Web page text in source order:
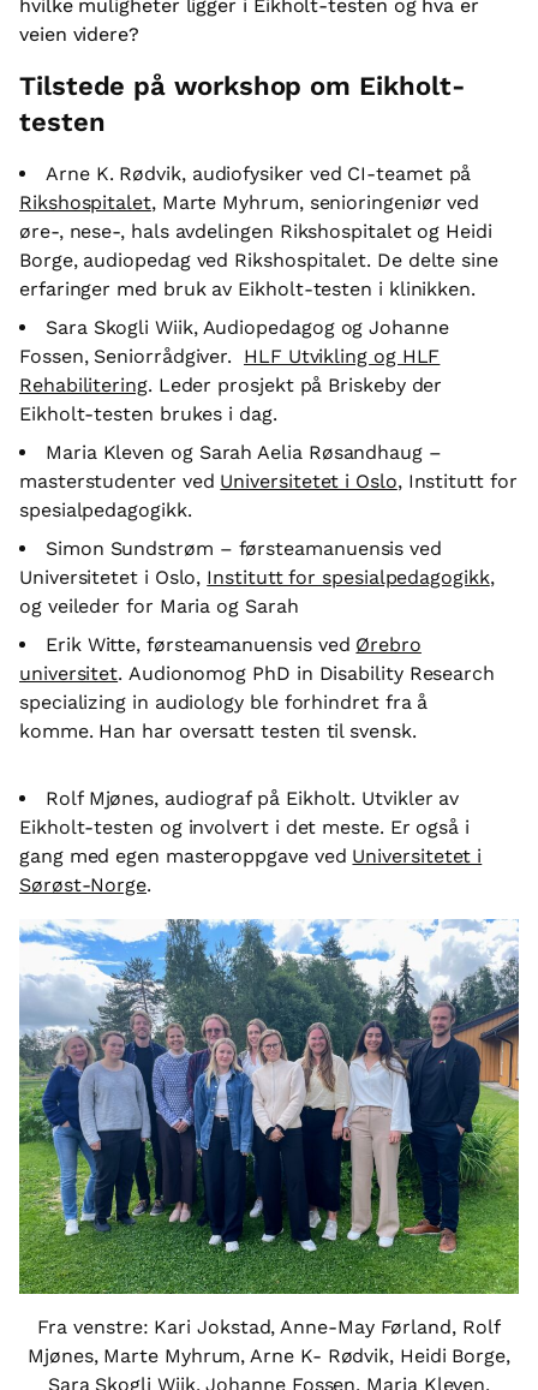
hvilke muligheter ligger i Eikholt-testen og hva er
veien videre?
Tilstede på workshop om Eikholt-
testen
Arne K. Rødvik, audiofysiker ved CI-teamet på
Rikshospitalet, Marte Myhrum, senioringeniør ved
øre-, nese-, hals avdelingen Rikshospitalet og Heidi
Borge, audiopedag ved Rikshospitalet. De delte sine
erfaringer med bruk av Eikholt-testen i klinikken.
Sara Skogli Wiik, Audiopedagog og Johanne
Fossen, Seniorrådgiver. HLF Utvikling og HLF
Rehabilitering. Leder prosjekt på Briskeby der
Eikholt-testen brukes i dag.
Maria Kleven og Sarah Aelia Røsandhaug –
masterstudenter ved Universitetet i Oslo, Institutt for
spesialpedagogikk.
Simon Sundstrøm – førsteamanuensis ved
Universitetet i Oslo, Institutt for spesialpedagogikk,
og veileder for Maria og Sarah
Erik Witte, førsteamanuensis ved Ørebro
universitet. Audionomog PhD in Disability Research
specializing in audiology ble forhindret fra å
komme. Han har oversatt testen til svensk.
Rolf Mjønes, audiograf på Eikholt. Utvikler av
Eikholt-testen og involvert i det meste. Er også i
gang med egen masteroppgave ved Universitetet i
Sørøst-Norge.
Fra venstre: Kari Jokstad, Anne-May Førland, Rolf
Mjønes, Marte Myhrum, Arne K- Rødvik, Heidi Borge,
Sara Skogli Wiik, Johanne Fossen, Maria Kleven,